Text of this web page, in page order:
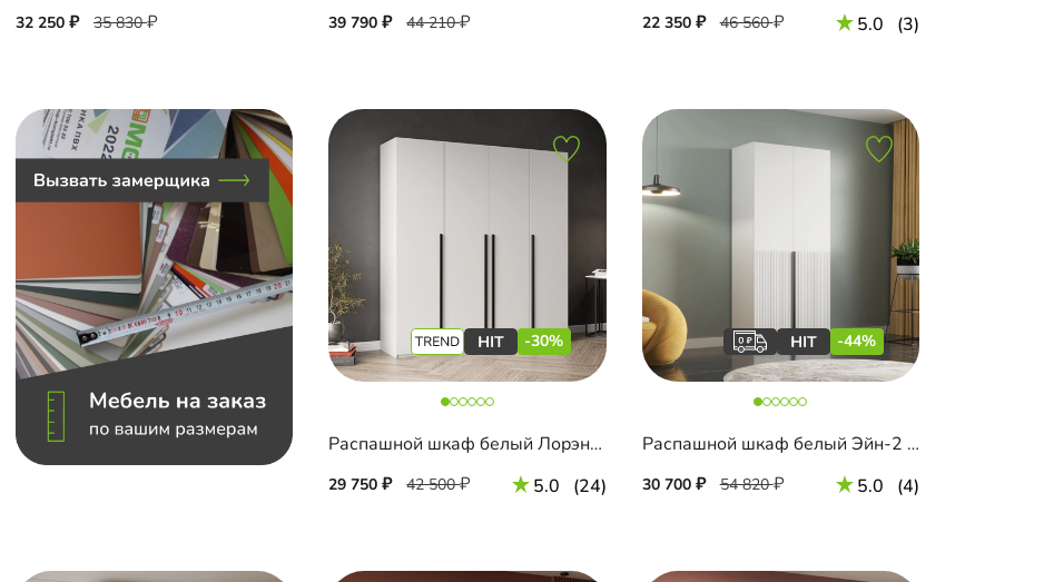
32 250 35 830 39 790 44 210 22 350 46 560 5.0 (3)
-30%
Распашной шкаф белый Лорэна-4.1 4-дверный
29 750 42 500 5.0 (24)
-44%
Распашной шкаф белый Эйн-2 Декор 1
30 700 54 820 5.0 (4)